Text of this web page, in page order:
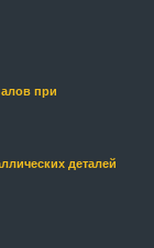
при
деталей